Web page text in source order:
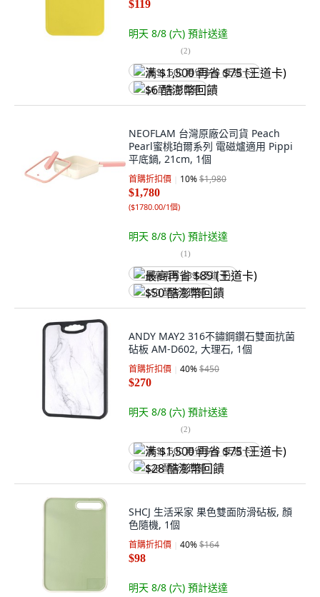
$119
明天 8/8 (六) 預計送達
(2)
满 $1,500 再省 $75 (王道卡)
$6 酷澎幣回饋
NEOFLAM 台灣原廠公司貨 Peach
Pearl蜜桃珀爾系列 電磁爐適用 Pippi
平底鍋, 21cm, 1個
首購折扣價 10%$1,980
$1,780
($1780.00/1個)
明天 8/8 (六) 預計送達
(1)
最高再省 $89 (王道卡)
$50 酷澎幣回饋
ANDY MAY2 316不鏽鋼鑽石雙面抗菌
砧板 AM-D602, 大理石, 1個
首購折扣價 40%$450
$270
明天 8/8 (六) 預計送達
(2)
满 $1,500 再省 $75 (王道卡)
$28 酷澎幣回饋
SHCJ 生活采家 果色雙面防滑砧板, 顏
色隨機, 1個
首購折扣價 40%$164
$98
明天 8/8 (六) 預計送達